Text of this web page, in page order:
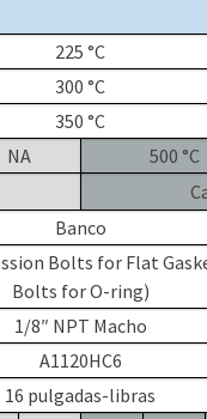
225 °C
300 °C
350 °C
NA 500 °C
Banco
Bolts for Flat
Bolts for O-ring)
1/8″ NPT Macho
A1120HC6
16 pulgadas-libras